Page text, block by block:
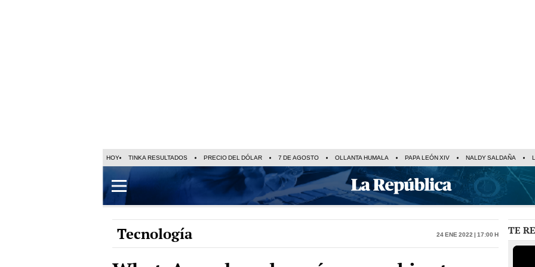
HOY TINKA RESULTADOS PRECIO DEL DÓLAR 7 DE AGOSTO OLLANTA HUMALA PAPA LEÓN XIV NALDY SALDAÑA
Tecnología 24 Ene 2022 | 17:00 h TE